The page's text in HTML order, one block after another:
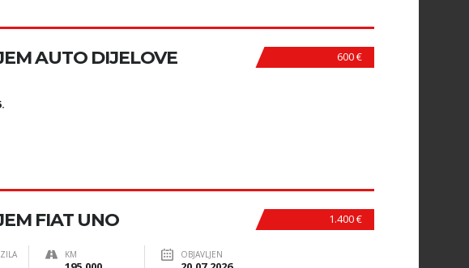
600 €
AUTO DIJELOVE
1.400 €
FIAT UNO
KM OBJAVLJEN